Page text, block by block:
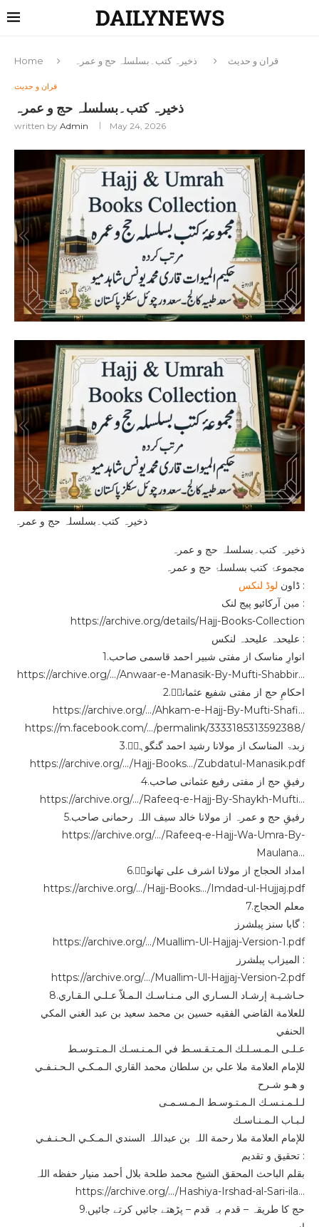
DAILYNEWS
Home قران و حدیث ذخیرہ کتب۔بسلسلہ حج و عمرہ
قران و حدیث
ذخیرہ کتب۔بسلسلہ حج و عمرہ
written by Admin May 24, 2026
ذخیرہ کتب۔بسلسلہ حج و عمرہ
ذخیرہ کتب۔بسلسلہ حج و عمرہ
مجموعۂ کتب بسلسلۂ حج و عمرہ
ڈاون :
مین آرکائیو پیج لنک :
https://archive.org/details/Hajj-Books-Collection
علیحدہ علیحدہ لنکس :
1.انوارِ مناسک از مفتی شبیر احمد قاسمی صاحب
https://archive.org/…/Anwaar-e-Manasik-By-Mufti-Shabbir…
2.احکامِ حج از مفتی شفیع عثمانیؒ
https://archive.org/…/Ahkam-e-Hajj-By-Mufti-Shafi…
https://m.facebook.com/…/permalink/3333185313592388/
3.زبدۃ المناسک از مولانا رشید احمد گنگوہیؒ
https://archive.org/…/Hajj-Books…/Zubdatul-Manasik.pdf
4.رفیقِ حج از مفتی رفیع عثمانی صاحب
https://archive.org/…/Rafeeq-e-Hajj-By-Shaykh-Mufti…
5.رفیقِ حج و عمرہ از مولانا خالد سیف اللہ رحمانی صاحب
https://archive.org/…/Rafeeq-e-Hajj-Wa-Umra-By-
Maulana…
6.امداد الحجاج از مولانا اشرف علی تھانویؒ
https://archive.org/…/Hajj-Books…/Imdad-ul-Hujjaj.pdf
7.معلم الحجاج
گابا سنز پبلشرز :
https://archive.org/…/Muallim-Ul-Hajjaj-Version-1.pdf
المیزاب پبلشرز :
https://archive.org/…/Muallim-Ul-Hajjaj-Version-2.pdf
8.حـاشـيـة إرشـاد الـسـاري الى مـنـاسـك الـمـلاّ عـلـي الـقـاري
للعلامة القاضي الفقیه حسین بن محمد سعید بن عبد الغني المکي
الحنفي
عـلـى الـمـسـلـك الـمـتـقـسـط في الـمـنـسـك الـمـتـوسـط
للإمام العلامة ملا علي بن سلطان محمد القاري الـمـكـي الـحـنـفـي
و هـو شـرح
لـلـمـنـسـك الـمـتـوسـط الـمـسـمـى
لـبـاب الـمـنـاسـك
للإمام العلامة ملا رحمة اللہ بن عبداللہ السندي الـمـكـي الـحـنـفـي
تحقیق و تقدیم :
بقلم الباحث المحقق الشیخ محمد طلحة بلال أحمد منیار حفظه اللہ
https://archive.org/…/Hashiya-Irshad-al-Sari-ila…
9.حج کا طریقہ – قدم بہ قدم – پڑھتے جائیں کرتے جائیں